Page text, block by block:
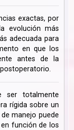
exactas, por
evolución más
adecuada para
en que los
antes de la
ser totalmente
rígida sobre un
manejo puede
función de los